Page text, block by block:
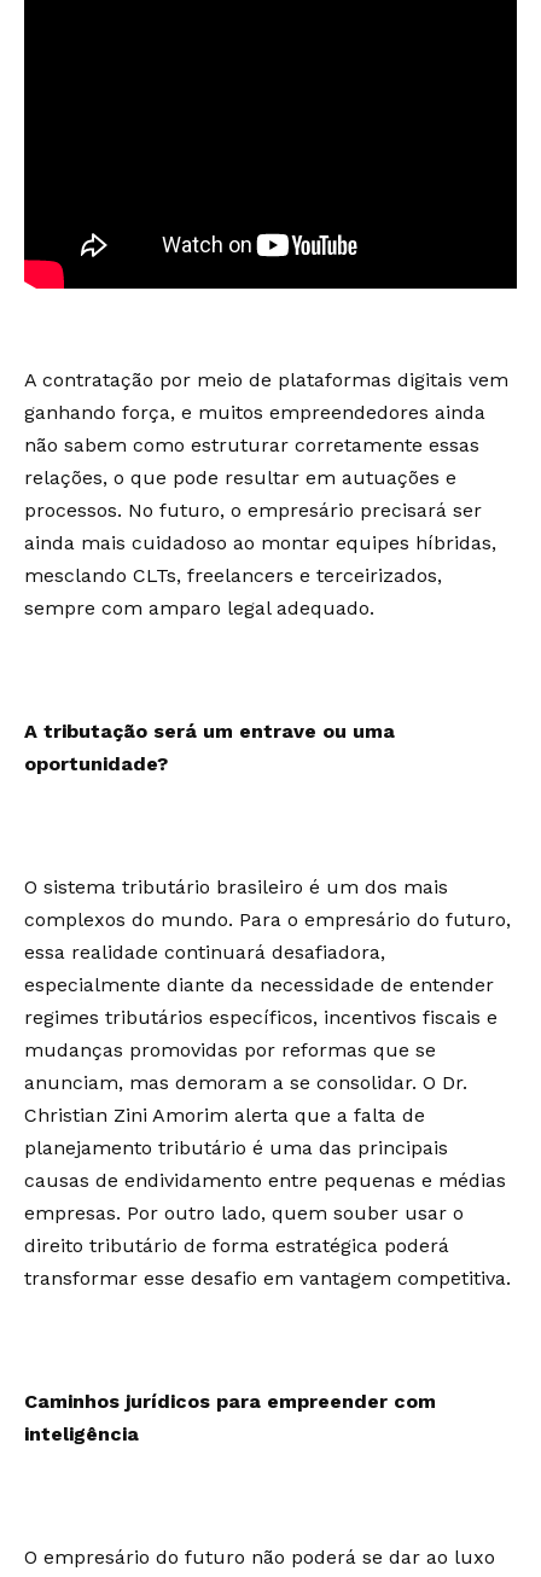
A contratação por meio de plataformas digitais vem
ganhando força, e muitos empreendedores ainda
não sabem como estruturar corretamente essas
relações, o que pode resultar em autuações e
processos. No futuro, o empresário precisará ser
ainda mais cuidadoso ao montar equipes híbridas,
mesclando CLTs, freelancers e terceirizados,
sempre com amparo legal adequado.
A tributação será um entrave ou uma
oportunidade?
O sistema tributário brasileiro é um dos mais
complexos do mundo. Para o empresário do futuro,
essa realidade continuará desafiadora,
especialmente diante da necessidade de entender
regimes tributários específicos, incentivos fiscais e
mudanças promovidas por reformas que se
anunciam, mas demoram a se consolidar. O Dr.
Christian Zini Amorim alerta que a falta de
planejamento tributário é uma das principais
causas de endividamento entre pequenas e médias
empresas. Por outro lado, quem souber usar o
direito tributário de forma estratégica poderá
transformar esse desafio em vantagem competitiva.
Caminhos jurídicos para empreender com
inteligência
O empresário do futuro não poderá se dar ao luxo